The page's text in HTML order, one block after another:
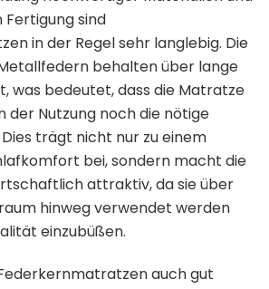
sind
in der Regel sehr langlebig. Die
behalten über lange
was bedeutet, dass die Matratze
der Nutzung noch die nötige
trägt nicht nur zu einem
bei, sondern macht die
attraktiv, da sie über
hinweg verwendet werden
einzubüßen.
auch gut